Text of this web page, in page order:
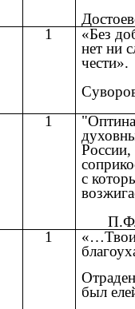
1
«Без
нет ни
чести».
1
России,
с
1
был